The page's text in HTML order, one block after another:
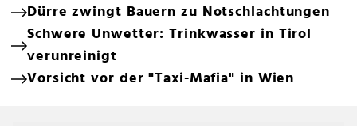
Dürre zwingt Bauern zu Notschlachtungen
Schwere Unwetter: Trinkwasser in Tirol
verunreinigt
Vorsicht vor der "Taxi-Mafia" in Wien